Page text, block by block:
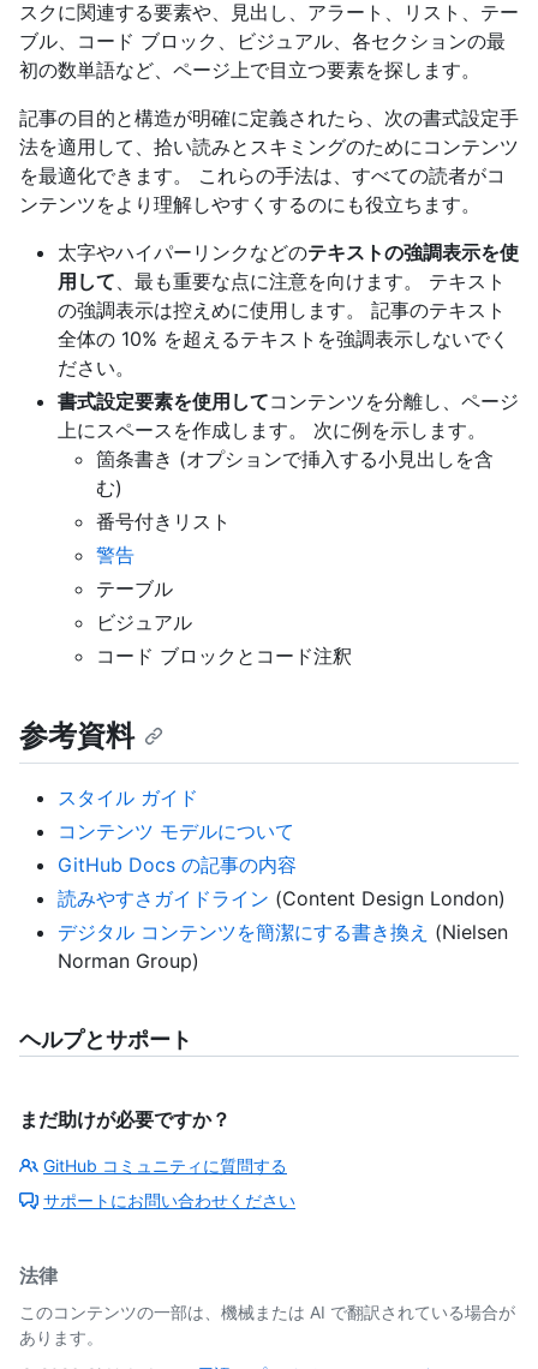
スクに関連する要素や、見出し、アラート、リスト、テー
ブル、コード ブロック、ビジュアル、各セクションの最
初の数単語など、ページ上で目立つ要素を探します。
記事の目的と構造が明確に定義されたら、次の書式設定手
法を適用して、拾い読みとスキミングのためにコンテンツ
を最適化できます。 これらの手法は、すべての読者がコ
ンテンツをより理解しやすくするのにも役立ちます。
太字やハイパーリンクなどのテキストの強調表示を使
用して、最も重要な点に注意を向けます。 テキスト
の強調表示は控えめに使用します。 記事のテキスト
全体の 10% を超えるテキストを強調表示しないでく
ださい。
書式設定要素を使用してコンテンツを分離し、ページ
上にスペースを作成します。 次に例を示します。
箇条書き (オプションで挿入する小見出しを含
む)
番号付きリスト
警告
テーブル
ビジュアル
コード ブロックとコード注釈
参考資料
スタイル ガイド
コンテンツ モデルについて
GitHub Docs の記事の内容
読みやすさガイドライン (Content Design London)
デジタル コンテンツを簡潔にする書き換え (Nielsen
Norman Group)
ヘルプとサポート
まだ助けが必要ですか？
GitHub コミュニティに質問する
サポートにお問い合わせください
法律
このコンテンツの一部は、機械または AI で翻訳されている場合が
あります。